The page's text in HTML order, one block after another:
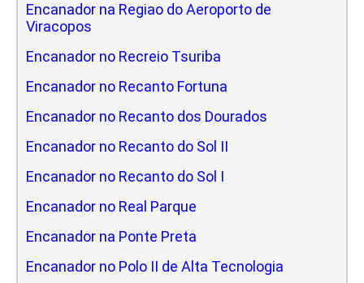
Encanador na Regiao do Aeroporto de
Viracopos
Encanador no Recreio Tsuriba
Encanador no Recanto Fortuna
Encanador no Recanto dos Dourados
Encanador no Recanto do Sol II
Encanador no Recanto do Sol I
Encanador no Real Parque
Encanador na Ponte Preta
Encanador no Polo II de Alta Tecnologia